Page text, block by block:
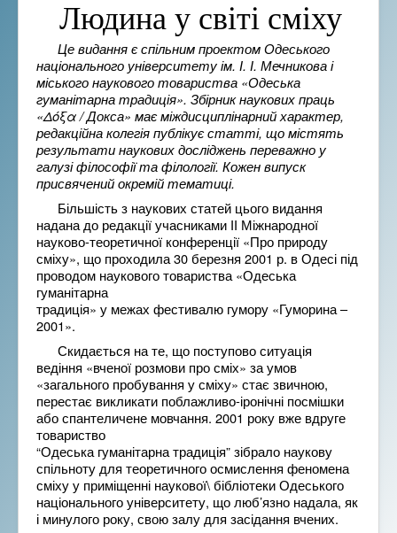
Людина у світі сміху
Це видання є спільним проектом Одеського
національного університету ім. І. І. Мечникова і
міського наукового товариства «Одеська
гуманітарна традиція». Збірник наукових праць
«Δόξα / Докса» має міждисциплінарний характер,
редакційна колегія публікує статті, що містять
результати наукових досліджень переважно у
галузі філософії та філології. Кожен випуск
присвячений окремій тематиці.
Більшість з наукових статей цього видання
надана до редакції учасниками ІІ Міжнародної
науково-теоретичної конференції «Про природу
сміху», що проходила 30 березня 2001 р. в Одесі під
проводом наукового товариства «Одеська
гуманітарна
традиція» у межах фестивалю гумору «Гуморина –
2001».
Скидається на те, що поступово ситуація
ведіння «вченої розмови про сміх» за умов
«загального пробування у сміху» стає звичною,
перестає викликати поблажливо-іронічні посмішки
або спантеличене мовчання. 2001 року вже вдруге
товариство
“Одеська гуманітарна традиція” зібрало наукову
спільноту для теоретичного осмислення феномена
сміху у приміщенні наукової\ бібліотеки Одеського
національного університету, що люб’язно надала, як
і минулого року, свою залу для засідання вчених.